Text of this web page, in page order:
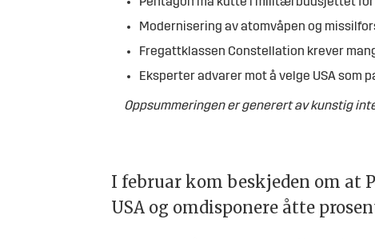
Modernisering av atomvåpen og
Fregattklassen Constellation krever
Eksperter advarer mot å velge USA
Oppsummeringen er generert av kunstig
I februar kom beskjeden om at
USA og omdisponere åtte